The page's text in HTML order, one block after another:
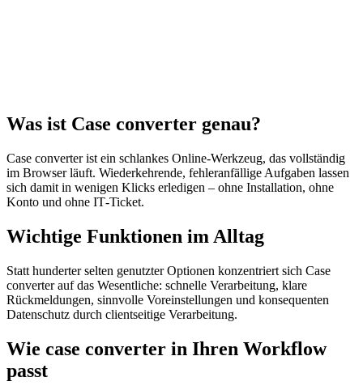
Was ist Case converter genau?
Case converter ist ein schlankes Online‑Werkzeug, das vollständig
im Browser läuft. Wiederkehrende, fehleranfällige Aufgaben lassen
sich damit in wenigen Klicks erledigen – ohne Installation, ohne
Konto und ohne IT‑Ticket.
Wichtige Funktionen im Alltag
Statt hunderter selten genutzter Optionen konzentriert sich Case
converter auf das Wesentliche: schnelle Verarbeitung, klare
Rückmeldungen, sinnvolle Voreinstellungen und konsequenten
Datenschutz durch clientseitige Verarbeitung.
Wie case converter in Ihren Workflow
passt